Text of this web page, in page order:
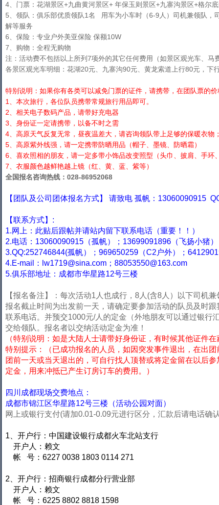
4、门票：花湖景区+九曲黄河景区+ 年保玉则景区+九寨沟景区+格尔
5、领队：俱乐部优质领队1名 用车为小车时（6-9人）司机兼领队，
解等服务
6、保险：专业户外美亚保险 保额10W
7、购物：全程无购物
注：活动费不包括以上所列7项外的其它任何费用（如景区观光车、马
各景区观光车明细：花湖20元、九寨沟90元、黄龙索道上行80元，下
特别说明：如果你有各类可以减免门票的证件，请携带，在团队票的
1、本次旅行，各位队员携带常规旅行用品即可。
2、相关电子数码产品，请带好充电器
3、身份证一定请携带，以备不时之需
4、高原天气反复无常，昼夜温差大，请咨询领队带上足够的保暖衣物
5、高原紫外线强，请一定携带防晒用品（帽子、墨镜、防晒霜）
6、喜欢照相的朋友，请一定多带小饰品改变照型（头巾、披肩、手环
7、衣服颜色越鲜艳越上镜（红、黄、蓝、紫等）
全国报名咨询热线：028-86952068
【团队及公司团体报名方式】 请致电 孤帆：13060090915
【联系方式】:
1.网上：此贴后跟帖并请站内留下联系电话（重要！！）
2.电话：13060090915（孤帆）；13699091896（飞扬小猪
3.QQ:252746844(孤帆）；969650259（C2户外）；
4.E-mail：
lw1719@sina.com ； 88053550@163.com
5.俱乐部地址：成都市华星路12号三楼
【报名备注】：每次活动1人也成行，8人(含8人）以下司机
报名截止时间为出发前一天，请确定要参加活动的队员及时
联系电话。并预交1000元/人的定金（外地朋友可以通过银行
交给领队。报名者以交纳活动定金为准！
（特别说明：如是大陆人士请带好身份证，有时候其他证件
特别提示：（已成功报名的人员，如因突发事件退出，在出
团前一天或当天退出的，可自行找人顶替或将定金留在以后
定金，用来冲抵已产生订房订车的费用。）
四川成都现场交费地点：
成都市锦江区华星路12号三楼（活动公园对面）
网上或银行支付(请加0.01-0.09元进行区分，汇款后请电话确
1、开户行：中国建设银行成都火车北站支行
开户人：赖文
帐 号：6227 0038 1803 0114 271
2、开户行：招商银行成都分行营业部
开户人：赖文
帐 号：6225 8802 8818 1598